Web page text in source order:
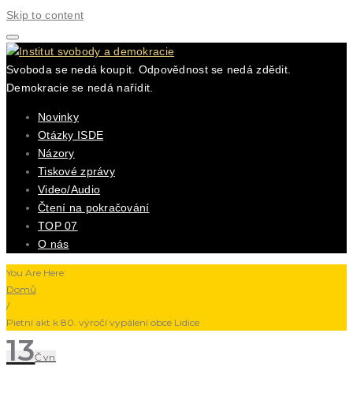
Skip to content
Svoboda se nedá koupit. Odpovědnost se nedá zdědit.
Demokracie se nedá nařídit.
Novinky
Otázky ISDE
Názory
Tiskové zprávy
Video/Audio
Čtení na pokračování
TOP 07
O nás
You Are Here:
Domů
/
Pietní akt k 80. výročí vypálení obce Lidice
13Čvn